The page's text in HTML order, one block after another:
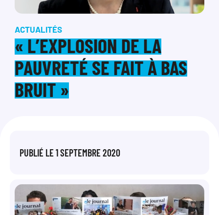
ACTUALITÉS
« L’EXPLOSION DE LA
PAUVRETÉ SE FAIT À BAS
BRUIT »
PUBLIÉ LE 1 SEPTEMBRE 2020